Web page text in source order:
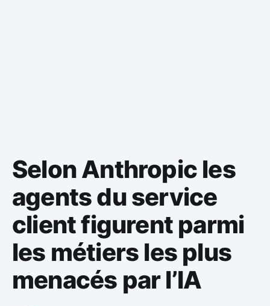
Selon Anthropic les
agents du service
client figurent parmi
les métiers les plus
menacés par l’IA